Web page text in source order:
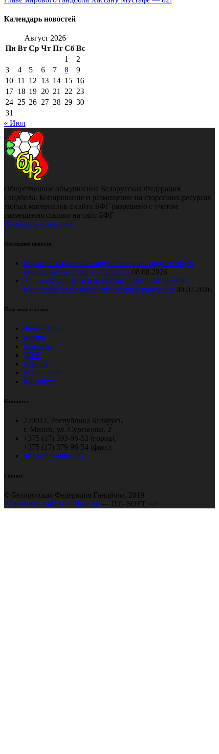
Календарь новостей
Август 2026
Пн Вт Ср Чт Пт Сб Вс
1
2
3
4 5 6 7 8
9
10 11 12 13 14 15 16
17 18 19 20 21 22 23
24 25 26 27 28 29 30
31
« Июл
Общественное объединение Белорусская Федерация
Гандбола. Копирование и размещение на сторонних ресурсах
любых материалов с сайта БФГ разрешено с учетом
размещения ссылки на сайт БФГ.
Сообщить о допинге
Последние новости
Мужская сборная Беларуси начинает подготовку к
гандбольному сезону 2026/2027 08.08.2026
Хассан Мустафа тепло поблагодарил Владимира
Коноплёва за поздравление с днем рождения 30.07.2026
Полезные ссылки
Федерация
Медиа
Новости
ДЮГ
Школы
О гандболе
Контакты
Контакты
220012, Республика Беларусь,
г. Минск, ул. Сурганова, 2
+375 (17) 393-96-53 (город),
+375 (17) 379-96-54 (факс)
office@handball.by
Contact
© Белорусская Федерация Гандбола, 2019
Разработка сайтов в Минске — ITG-SOFT </>